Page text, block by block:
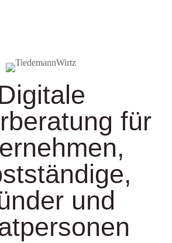
für
und